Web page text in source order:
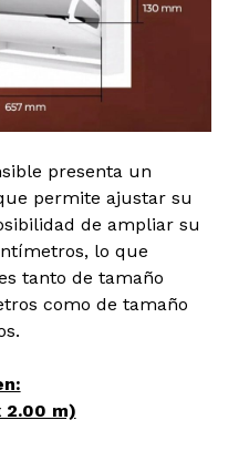
presenta un
permite ajustar su
de ampliar su
lo que
tanto de tamaño
como de tamaño
2.00 m)